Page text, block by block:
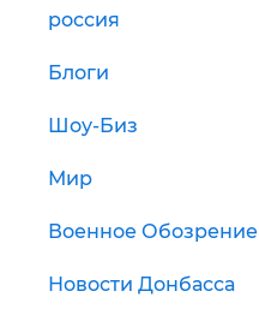
россия
Блоги
Шоу-Биз
Мир
Военное Обозрение
Новости Донбасса